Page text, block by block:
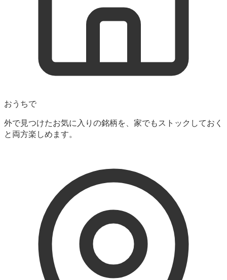
おうちで
外で見つけたお気に入りの銘柄を、家でもストックしておく
と両方楽しめます。